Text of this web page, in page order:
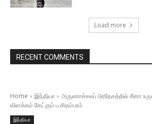
Load more
RECENT COMMENTS